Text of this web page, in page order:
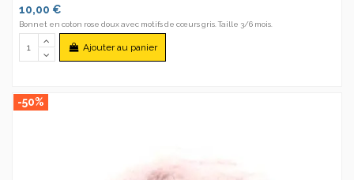
10,00 €
Bonnet en coton rose doux avec motifs de cœurs gris. Taille 3/6 mois.
Ajouter au panier
-50%